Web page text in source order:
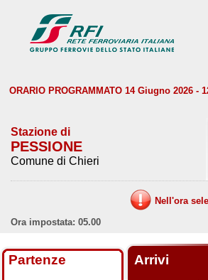
ORARIO PROGRAMMATO 14 Giugno 2026 -
Stazione di
PESSIONE
Comune di Chieri
Nell'ora
Ora impostata: 05.00
Partenze Arrivi